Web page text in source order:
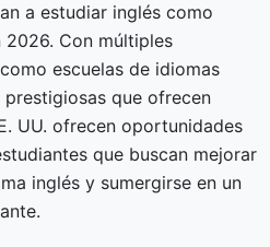
a estudiar inglés como
2026. Con múltiples
escuelas de idiomas
que ofrecen
UU. ofrecen oportunidades
que buscan mejorar
inglés y sumergirse en un